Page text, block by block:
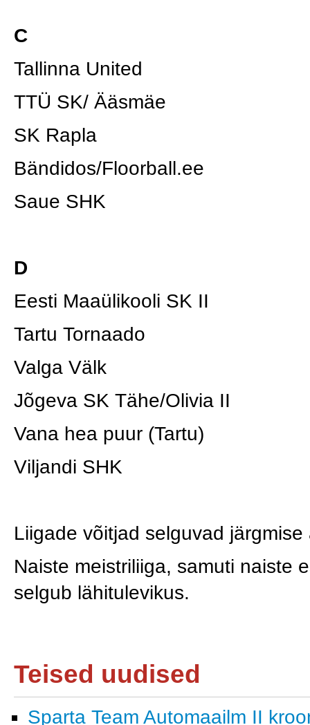
C
Tallinna United
TTÜ SK/ Ääsmäe
SK Rapla
Bändidos/Floorball.ee
Saue SHK
D
Eesti Maaülikooli SK II
Tartu Tornaado
Valga Välk
Jõgeva SK Tähe/Olivia II
Vana hea puur (Tartu)
Viljandi SHK
Liigade võitjad selguvad järgmise
Naiste meistriliiga, samuti naiste
selgub lähitulevikus.
Teised uudised
Sparta Team Automaailm II